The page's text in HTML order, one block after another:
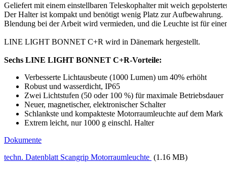
Geliefert mit einem einstellbaren Teleskophalter mit weich
Der Halter ist kompakt und benötigt wenig Platz zur Aufbewahrung.
Blendung bei der Arbeit wird vermieden, und die Leuchte ist für
LINE LIGHT BONNET C+R wird in Dänemark hergestellt.
Sechs LINE LIGHT BONNET C+R-Vorteile:
Verbesserte Lichtausbeute (1000 Lumen) um 40% erhöht
Robust und wasserdicht, IP65
Zwei Lichtstufen (50 oder 100 %) für maximale Betriebsdauer
Neuer, magnetischer, elektronischer Schalter
Schlankste und kompakteste Motorraumleuchte auf dem Mark
Extrem leicht, nur 1000 g einschl. Halter
Dokumente
techn. Datenblatt Scangrip Motorraumleuchte (1.16 MB)